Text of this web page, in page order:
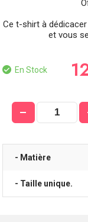
Ce t-shirt à
et vous
En Stock
- Matière
- Taille unique.